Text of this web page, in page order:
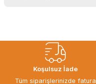
gorusmek uzere, hayirli ve bol
kazanclar dilerim.
İbrahim Ertuğrul ARSLANOĞLU |
Koşulsuz İade
Tüm siparişlerinizde fatura